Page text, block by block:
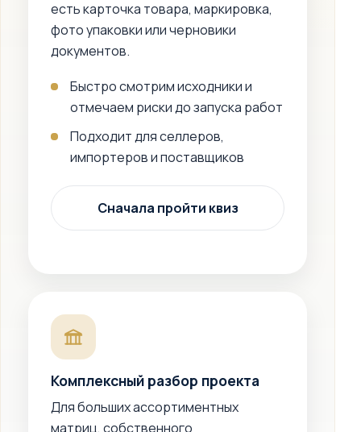
есть карточка товара, маркировка,
фото упаковки или черновики
документов.
Быстро смотрим исходники и
отмечаем риски до запуска работ
Подходит для селлеров,
импортеров и поставщиков
Сначала пройти квиз
Комплексный разбор проекта
Для больших ассортиментных
матриц, собственного